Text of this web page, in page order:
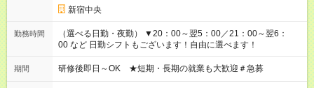
新宿中央
勤務時間
（選べる日勤・夜勤） ▼20：00～翌5：00／21：00～翌6：
00 など 日勤シフトもございます！自由に選べます！
期間 研修後即日～OK ★短期・長期の就業も大歓迎＃急募